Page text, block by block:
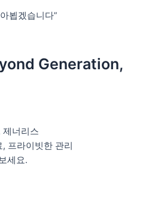
뵙겠습니다”
Generation,
제너리스
프라이빗한 관리
세요.